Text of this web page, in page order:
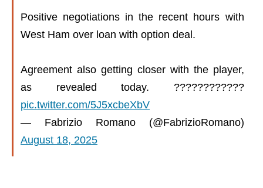
Positive negotiations in the recent hours with
West Ham over loan with option deal.
Agreement also getting closer with the player,
as revealed today. ????????????
pic.twitter.com/5J5xcbeXbV
— Fabrizio Romano (@FabrizioRomano)
August 18, 2025